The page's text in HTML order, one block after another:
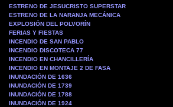
ESTRENO DE JESUCRISTO SUPERSTAR
ESTRENO DE LA NARANJA MECÁNICA
EXPLOSIÓN DEL POLVORÍN
FERIAS Y FIESTAS
INCENDIO DE SAN PABLO
INCENDIO DISCOTECA 77
INCENDIO EN CHANCILLERÍA
INCENDIO EN MONTAJE 2 DE FASA
INUNDACIÓN DE 1636
INUNDACIÓN DE 1739
INUNDACIÓN DE 1788
INUNDACIÓN DE 1924